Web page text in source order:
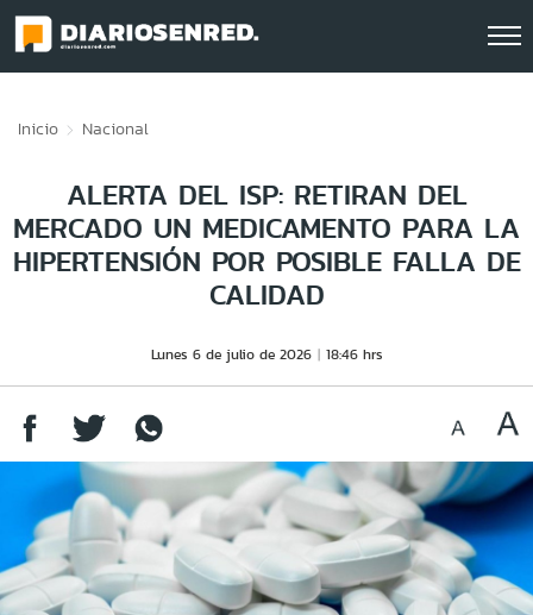
Inicio Nacional
ALERTA DEL ISP: RETIRAN DEL
MERCADO UN MEDICAMENTO PARA LA
HIPERTENSIÓN POR POSIBLE FALLA DE
CALIDAD
Lunes 6 de julio de 2026 18:46 hrs